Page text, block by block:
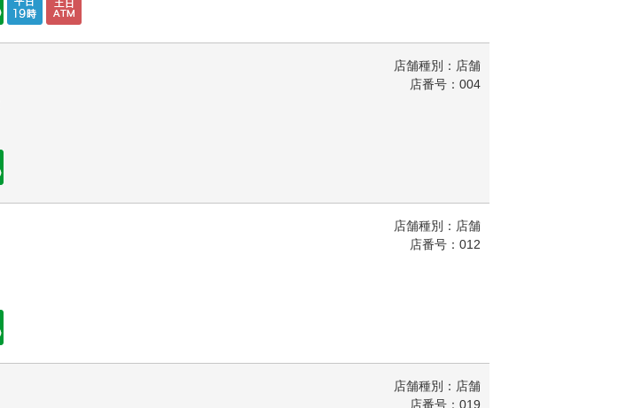
店舗種別：店舗
店番号：004
店舗種別：店舗
店番号：012
店舗種別：店舗
店番号：019